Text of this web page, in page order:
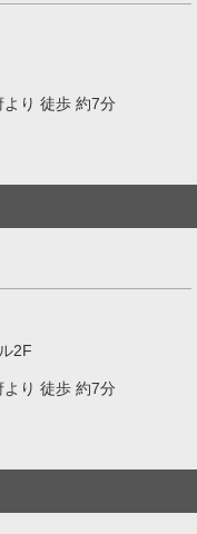
り 徒歩 約7分
2F
り 徒歩 約7分